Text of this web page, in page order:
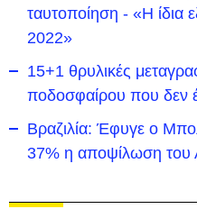
ταυτοποίηση - «Η ίδια
2022»
15+1 θρυλικές
ποδοσφαίρου που δεν
Βραζιλία: Έφυγε ο
37% η αποψίλωση του